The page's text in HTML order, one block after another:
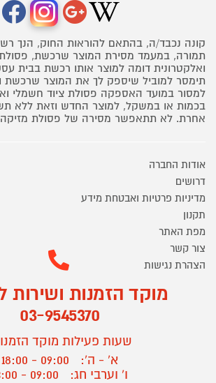
קונה נכבד/ה, בהתאם להוראות החוק, הנך
תמורה, במעמד מסירת המוצר שרכשת,
ואלקטרונית דומה למוצר אותו רכשת בבית
תימסר למוביל שיספק לך את המוצר שרכשת
למסור במועד האספקה פסולת ציוד חשמלי
בכמות או במשקל, למוצר החדש וזאת ללא
אחרת. לא תתאפשר מסירה של פסולת מזיקה
אודות החברה
דרושים
מדיניות פרטיות ואבטחת מידע
תקנון
מפת האתר
צור קשר
הצהרת נגישות
מוקד הזמנות ושירות
03-9545370
שעות פעילות מוקד
א' - ה':
09:00 - 18:00
ו' וערבי חג:
09:00 - 13:00